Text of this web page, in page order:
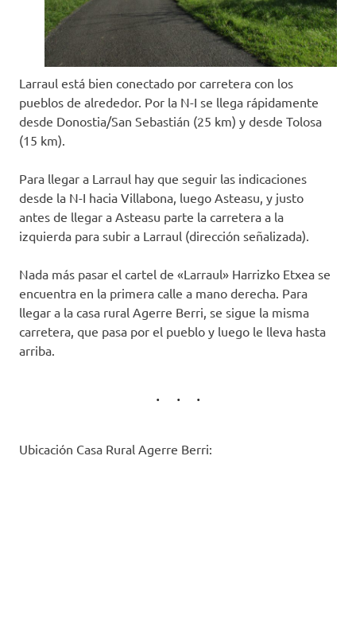
Larraul está bien conectado por carretera con los
pueblos de alrededor. Por la N-I se llega rápidamente
desde Donostia/San Sebastián (25 km) y desde Tolosa
(15 km).
Para llegar a Larraul hay que seguir las indicaciones
desde la N-I hacia Villabona, luego Asteasu, y justo
antes de llegar a Asteasu parte la carretera a la
izquierda para subir a Larraul (dirección señalizada).
Nada más pasar el cartel de «Larraul» Harrizko Etxea se
encuentra en la primera calle a mano derecha. Para
llegar a la casa rural Agerre Berri, se sigue la misma
carretera, que pasa por el pueblo y luego le lleva hasta
arriba.
Ubicación Casa Rural Agerre Berri: